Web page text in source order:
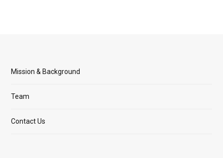
Mission & Background
Team
Contact Us